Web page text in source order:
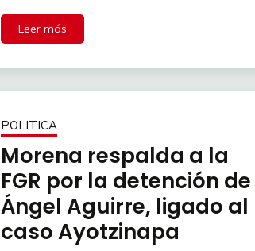
Leer más
POLITICA
Morena respalda a la
FGR por la detención de
Ángel Aguirre, ligado al
caso Ayotzinapa